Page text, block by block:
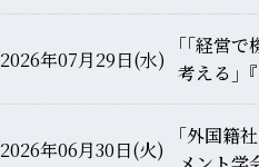
2026年07月29日(水)
｢｢経営で
考える｣
2026年06月30日(火)
｢外国籍